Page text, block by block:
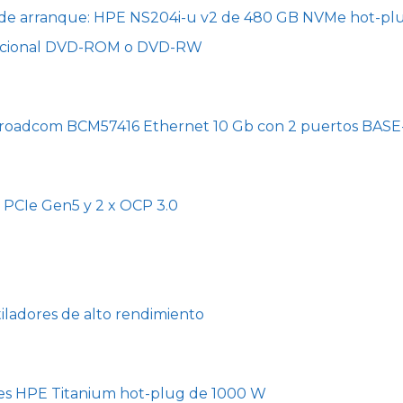
arranque: HPE NS204i-u v2 de 480 GB NVMe hot-
DVD-ROM o DVD-RW
BCM57416 Ethernet 10 Gb con 2 puertos
Gen5 y 2 x OCP 3.0
de alto rendimiento
HPE Titanium hot-plug de 1000 W